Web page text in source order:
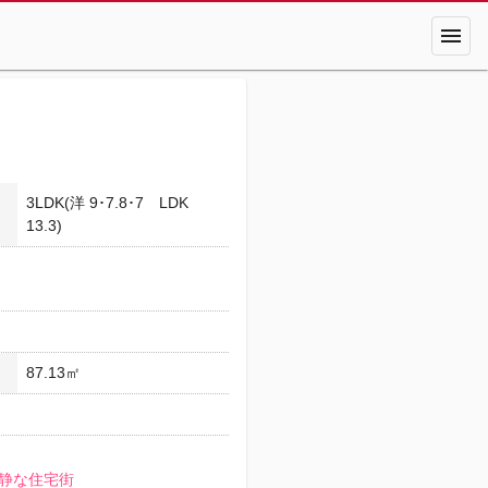
menu
3LDK(洋 9･7.8･7 LDK
13.3)
87.13㎡
な住宅街